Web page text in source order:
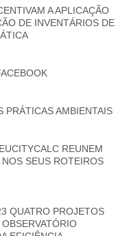
A APLICAÇÃO
DE INVENTÁRIOS DE
PRÁTICAS AMBIENTAIS
REUNEM
NOS SEUS ROTEIROS
QUATRO PROJETOS